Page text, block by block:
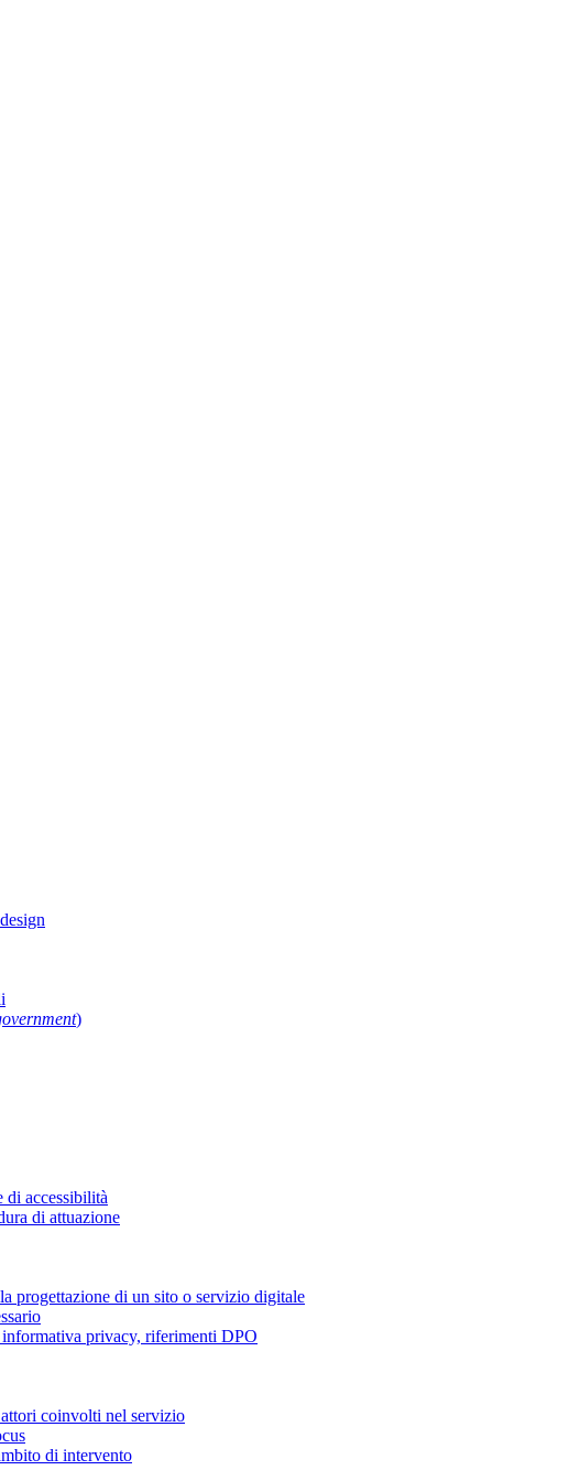
)
di accessibilità
di attuazione
progettazione di un sito o servizio digitale
privacy, riferimenti DPO
coinvolti nel servizio
di intervento